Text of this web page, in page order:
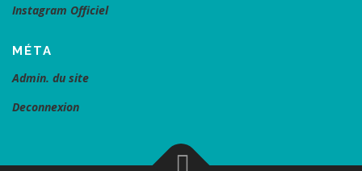
Instagram Officiel
MÉTA
Admin. du site
Deconnexion